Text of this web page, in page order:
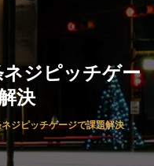
ネジピッチゲー
決
ネジピッチゲージで課題解決